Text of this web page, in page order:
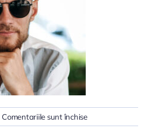
Comentariile sunt închisepentru
Adrian-